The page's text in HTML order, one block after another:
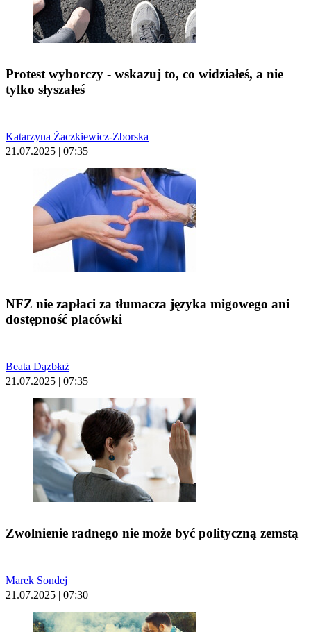
Protest wyborczy - wskazuj to, co widziałeś, a nie
tylko słyszałeś
Katarzyna Żaczkiewicz-Zborska
21.07.2025 | 07:35
NFZ nie zapłaci za tłumacza języka migowego ani
dostępność placówki
Beata Dązbłaż
21.07.2025 | 07:35
Zwolnienie radnego nie może być polityczną zemstą
Marek Sondej
21.07.2025 | 07:30